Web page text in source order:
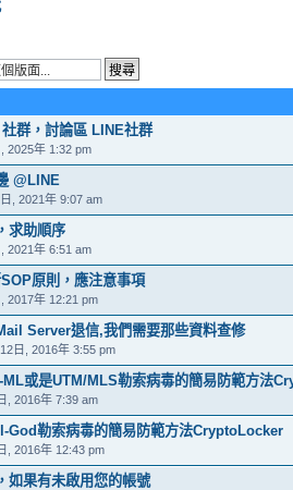
群，討論區 LINE社群
2025年 1:32 pm
@LINE
, 2021年 9:07 am
求助順序
2021年 6:51 am
原則，應注意事項
2017年 12:21 pm
Server退信,我們需要那些資料查修
日, 2016年 3:55 pm
ML或是UTM/MLS勒索病毒的簡易防範方法
, 2016年 7:39 am
God勒索病毒的簡易防範方法CryptoLocker
, 2016年 12:43 pm
如果有未啟用您的帳號